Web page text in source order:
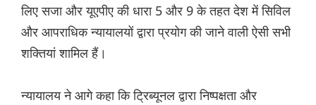
लिए सजा और यूएपीए की धारा 5 और 9 के तहत देश में सिविल
और आपराधिक न्यायालयों द्वारा प्रयोग की जाने वाली ऐसी सभी
शक्तियां शामिल हैं।
न्यायालय ने आगे कहा कि ट्रिब्यूनल द्वारा निष्पक्षता और